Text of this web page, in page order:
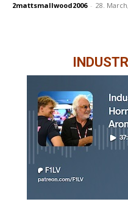
2mattsmallwood2006 - 28.